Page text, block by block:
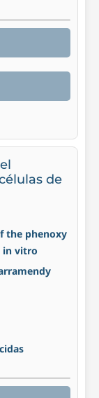
de
the phenoxy
in vitro